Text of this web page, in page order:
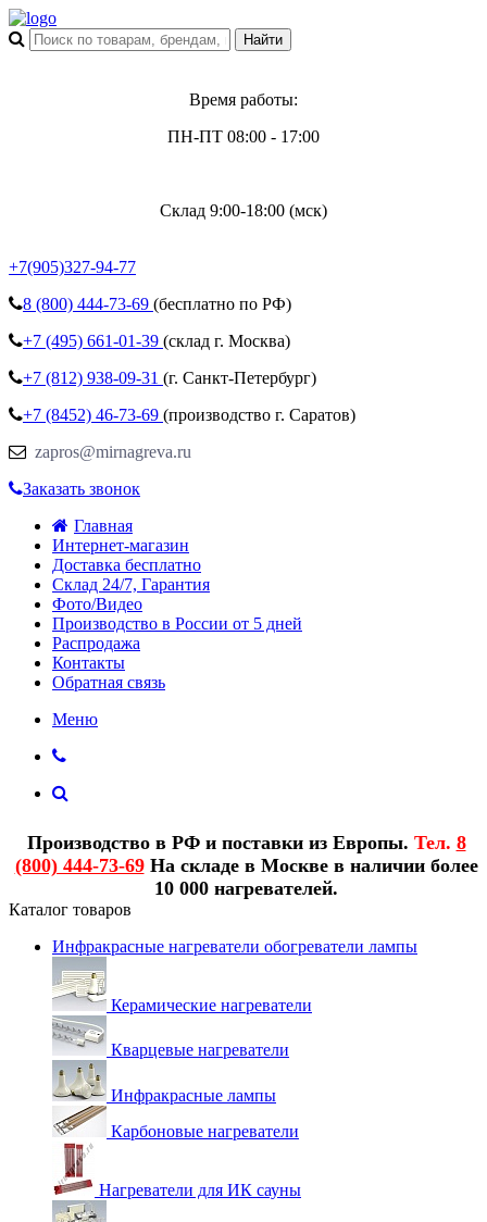
Время работы:
ПН-ПТ 08:00 - 17:00
Склад 9:00-18:00 (мск)
+7(905)327-94-77
8 (800) 444-73-69 (бесплатно по РФ)
+7 (495) 661-01-39 (склад г. Москва)
+7 (812) 938-09-31 (г. Санкт-Петербург)
+7 (8452) 46-73-69 (производство г. Саратов)
zapros@mirnagreva.ru
Заказать звонок
Главная
Интернет-магазин
Доставка бесплатно
Склад 24/7, Гарантия
Фото/Видео
Производство в России от 5 дней
Распродажа
Контакты
Обратная связь
Меню
Производство в РФ и поставки из Европы. Тел. 8
(800) 444-73-69На складе в Москве в наличии более
10 000 нагревателей.
Каталог товаров
Инфракрасные нагреватели обогреватели лампы
Керамические нагреватели
Кварцевые нагреватели
Инфракрасные лампы
Карбоновые нагреватели
Нагреватели для ИК сауны